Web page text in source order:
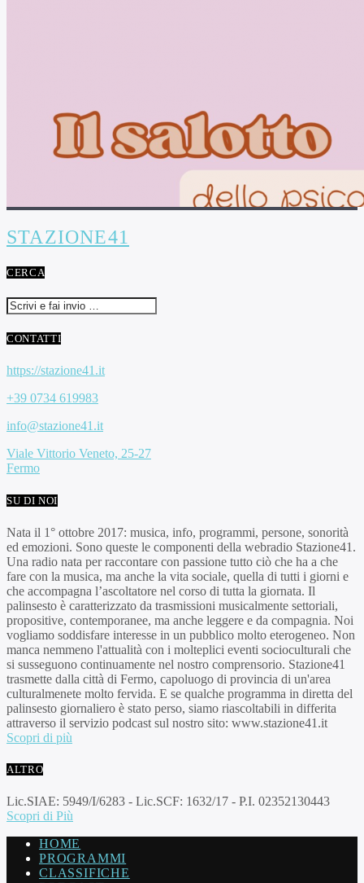
STAZIONE41
CERCA
CONTATTI
https://stazione41.it
+39 0734 619983
info@stazione41.it
Viale Vittorio Veneto, 25-27
Fermo
SU DI NOI
Nata il 1° ottobre 2017: musica, info, programmi, persone, sonorità
ed emozioni. Sono queste le componenti della webradio Stazione41.
Una radio nata per raccontare con passione tutto ciò che ha a che
fare con la musica, ma anche la vita sociale, quella di tutti i giorni e
che accompagna l’ascoltatore nel corso di tutta la giornata. Il
palinsesto è caratterizzato da trasmissioni musicalmente settoriali,
propositive, contemporanee, ma anche leggere e da compagnia. Noi
vogliamo soddisfare interesse in un pubblico molto eterogeneo. Non
manca nemmeno l'attualità con i molteplici eventi socioculturali che
si susseguono continuamente nel nostro comprensorio. Stazione41
trasmette dalla città di Fermo, capoluogo di provincia di un'area
culturalmenete molto fervida. E se qualche programma in diretta del
palinsesto giornaliero è stato perso, siamo riascoltabili in differita
attraverso il servizio podcast sul nostro sito: www.stazione41.it
Scopri di più
ALTRO
Lic.SIAE: 5949/I/6283 - Lic.SCF: 1632/17 - P.I. 02352130443
Scopri di Più
HOME
PROGRAMMI
CLASSIFICHE